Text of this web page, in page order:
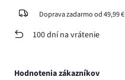
Doprava zadarmo od 49,99 €
100 dní na vrátenie
Hodnotenia zákazníkov